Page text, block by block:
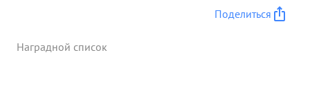
Поделиться
Наградной список